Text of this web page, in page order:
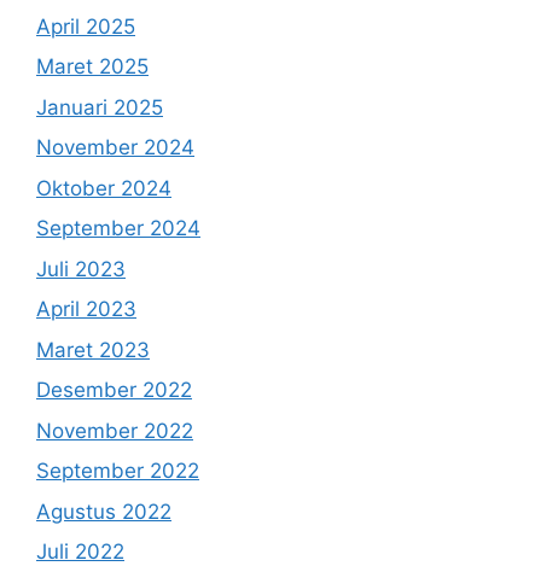
April 2025
Maret 2025
Januari 2025
November 2024
Oktober 2024
September 2024
Juli 2023
April 2023
Maret 2023
Desember 2022
November 2022
September 2022
Agustus 2022
Juli 2022